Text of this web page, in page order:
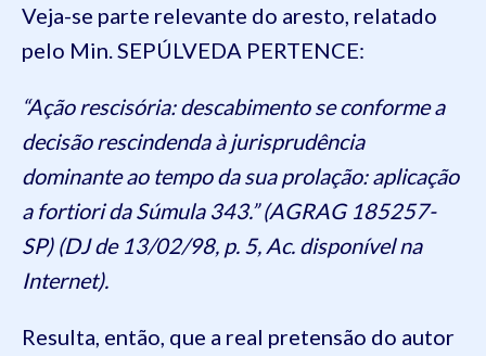
Veja-se parte relevante do aresto, relatado
pelo Min. SEPÚLVEDA PERTENCE:
“Ação rescisória: descabimento se conforme a
decisão rescindenda à jurisprudência
dominante ao tempo da sua prolação: aplicação
a fortiori da Súmula 343.” (AGRAG 185257-
SP) (DJ de 13/02/98, p. 5, Ac. disponível na
Internet).
Resulta, então, que a real pretensão do autor